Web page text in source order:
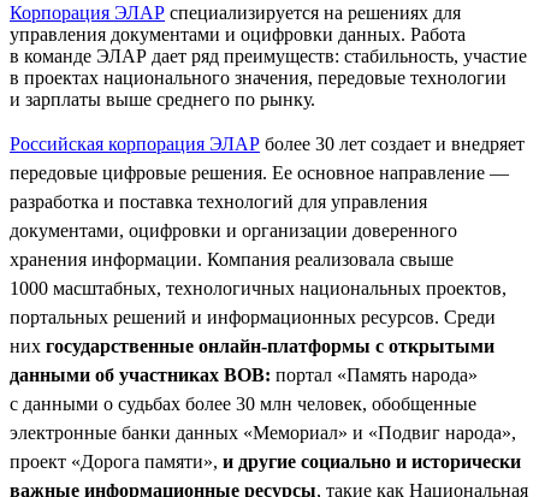
Корпорация ЭЛАР специализируется на решениях для
управления документами и оцифровки данных. Работа
в команде ЭЛАР дает ряд преимуществ: стабильность, участие
в проектах национального значения, передовые технологии
и зарплаты выше среднего по рынку.
Российская корпорация ЭЛАР более 30 лет создает и внедряет
передовые цифровые решения. Ее основное направление —
разработка и поставка технологий для управления
документами, оцифровки и организации доверенного
хранения информации. Компания реализовала свыше
1000 масштабных, технологичных национальных проектов,
портальных решений и информационных ресурсов. Среди
них государственные онлайн-платформы с открытыми
данными об участниках ВОВ: портал «Память народа»
с данными о судьбах более 30 млн человек, обобщенные
электронные банки данных «Мемориал» и «Подвиг народа»,
проект «Дорога памяти», и другие социально и исторически
важные информационные ресурсы, такие как Национальная